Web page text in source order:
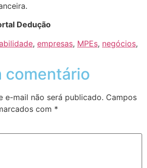
Dedução
, empresas, MPEs, negócios,
comentário
e-mail não será publicado. Campos
com *